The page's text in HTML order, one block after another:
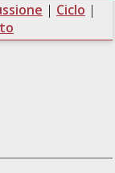
| Ciclo |